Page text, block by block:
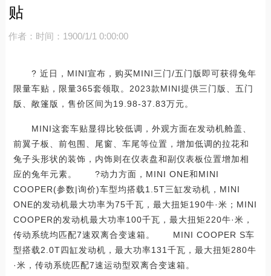
贴
作者： 时间：1900/1/1 0:00:00
? 近日，MINI宣布，购买MINI三门/五门版即可获得兔年
限量车贴，限量365套领取。2023款MINI提供三门版、五门
版、敞篷版，售价区间为19.98-37.83万元。
MINI这套车贴显得比较低调，外观方面在发动机舱盖、
前翼子板、前包围、尾窗、车尾等位置，增加低调的拉花和
兔子头形状的装饰，内饰则在仪表盘和副仪表板位置增加相
应的兔年元素。 ?动力方面，MINI ONE和MINI
COOPER(参数|询价)车型均搭载1.5T三缸发动机，MINI
ONE的发动机最大功率为75千瓦，最大扭矩190牛·米；MINI
COOPER的发动机最大功率100千瓦，最大扭矩220牛·米，
传动系统均匹配7速双离合变速箱。 MINI COOPER S车
型搭载2.0T四缸发动机，最大功率131千瓦，最大扭矩280牛
·米，传动系统匹配7速运动型双离合变速箱。